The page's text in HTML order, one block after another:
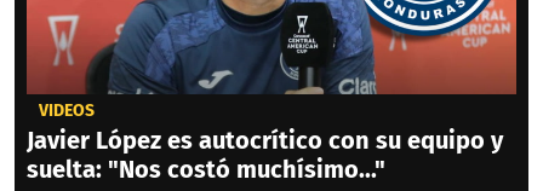
VIDEOS
Javier López es autocrítico con su equipo y
suelta: "Nos costó muchísimo..."